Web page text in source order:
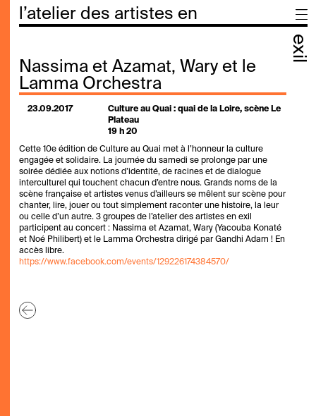
l’atelier des artistes en
exil
Nassima et Azamat, Wary et le
Lamma Orchestra
23.09.2017
Culture au Quai : quai de la Loire, scène Le
Plateau
19 h 20
Cette 10e édition de Culture au Quai met à l’honneur la culture
engagée et solidaire. La journée du samedi se prolonge par une
soirée dédiée aux notions d’identité, de racines et de dialogue
interculturel qui touchent chacun d’entre nous. Grands noms de la
scène française et artistes venus d’ailleurs se mêlent sur scène pour
chanter, lire, jouer ou tout simplement raconter une histoire, la leur
ou celle d’un autre. 3 groupes de l’atelier des artistes en exil
participent au concert : Nassima et Azamat, Wary (Yacouba Konaté
et Noé Philibert) et le Lamma Orchestra dirigé par Gandhi Adam ! En
accès libre.
https://www.facebook.com/events/129226174384570/